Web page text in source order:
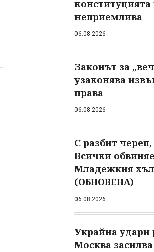
неприемлива
06.08.2026
Законът за
узаконява
права
06.08.2026
С разбит
Всички
Младежкия
(ОБНОВЕНА)
06.08.2026
Украйна удари
Москва